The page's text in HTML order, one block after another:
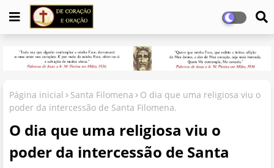
Página inicial Santa Filomena
O dia que uma religiosa viu o
poder da intercessão de Santa Filomena.
O dia que uma religiosa viu o
poder da intercessão de Santa